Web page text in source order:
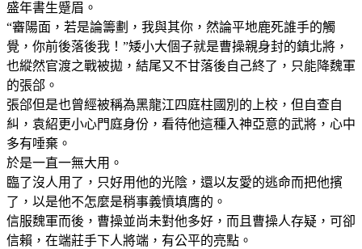
盛年書生蹙眉。
“審陽面，若是論籌劃，我與其你，然論平地鹿死誰手的觸
覺，你前後落後我！”矮小大個子就是曹操親身封的鎮北將，
也縱然官渡之戰被拋，結尾又不甘落後自己終了，只能降魏軍
的張郃。
張郃但是也曾經被稱為黑龍江四庭柱國別的上校，但自查自
糾，袁紹更小心門庭身份，看待他這種入神亞意的武將，心中
多有唾棄。
於是一直一無大用。
臨了沒人用了，只好用他的光陰，還以友愛的逃命而把他擯
了，以是他不怎麼是稍事義憤填膺的。
信服魏軍而後，曹操並尚未對他多好，而且曹操人存疑，可卻
信賴，在端莊手下人將端，有公平的亮點。